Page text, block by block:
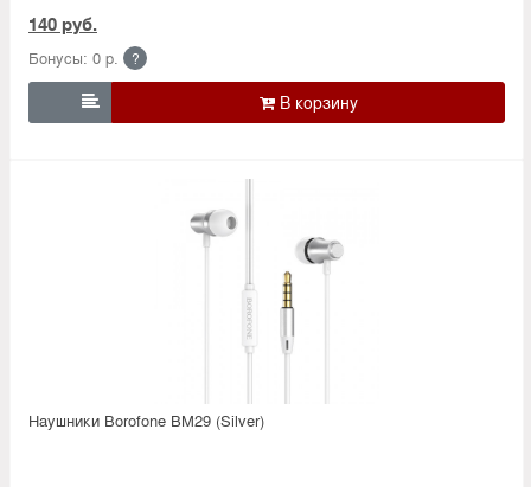
140 руб.
Бонусы: 0 р. ?

Наушники Borofone BM29 (Silver)